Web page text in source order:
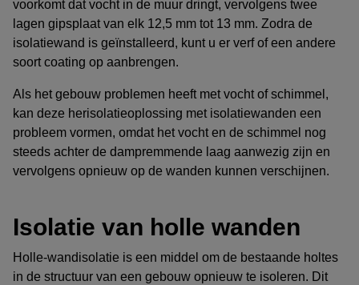
voorkomt dat vocht in de muur dringt, vervolgens twee
lagen gipsplaat van elk 12,5 mm tot 13 mm. Zodra de
isolatiewand is geïnstalleerd, kunt u er verf of een andere
soort coating op aanbrengen.
Als het gebouw problemen heeft met vocht of schimmel,
kan deze herisolatieoplossing met isolatiewanden een
probleem vormen, omdat het vocht en de schimmel nog
steeds achter de dampremmende laag aanwezig zijn en
vervolgens opnieuw op de wanden kunnen verschijnen.
Isolatie van holle wanden
Holle-wandisolatie is een middel om de bestaande holtes
in de structuur van een gebouw opnieuw te isoleren. Dit